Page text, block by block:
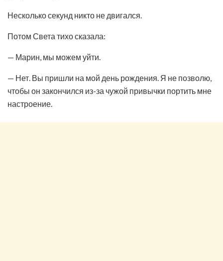
Несколько секунд никто не двигался.
Потом Света тихо сказала:
— Марин, мы можем уйти.
— Нет. Вы пришли на мой день рождения. Я не позволю,
чтобы он закончился из-за чужой привычки портить мне
настроение.